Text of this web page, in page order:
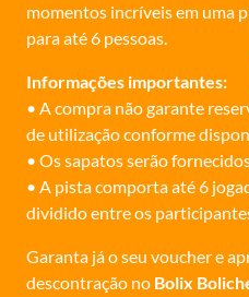
momentos incríveis em uma
para até 6 pessoas.
Informações importantes:
• A compra não garante
de utilização conforme
• Os sapatos serão
• A pista comporta até 6
dividido entre os
Garanta já o seu voucher e
descontração no Bolix